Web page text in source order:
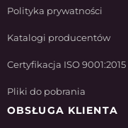
Polityka prywatności
Katalogi producentów
Certyfikacja ISO 9001:2015
Pliki do pobrania
OBSŁUGA KLIENTA